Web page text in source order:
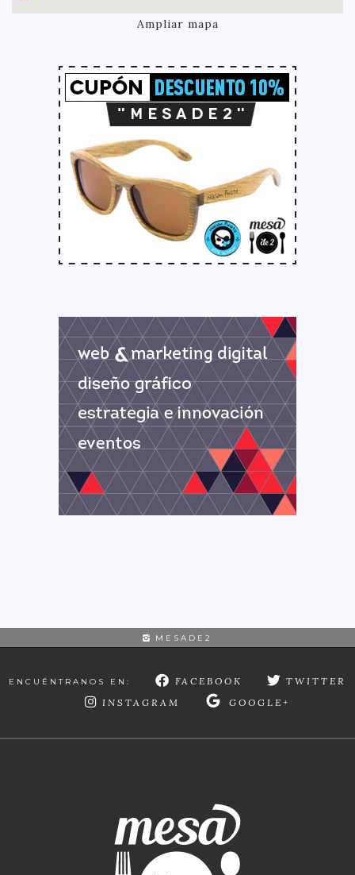
Ampliar mapa
MESADE2
ENCUÉNTRANOS EN: FACEBOOK
TWITTER
INSTAGRAM
GOOGLE+